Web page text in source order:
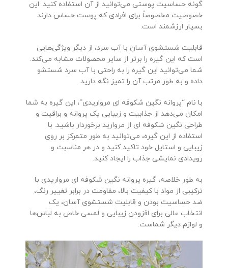
گونه حساسیت پوستی می‌توانید از آن استفاده کنید. این
خصوصیت مخصوصاً برای افرادی که پوست حساس دارند
بسیار ارزشمند است.
قابلیت شستشوی آسان با آب سرد، از دیگر ویژگی‌هایی
است که این گیره را برتر از سایر محصولات مشابه می‌کند.
شما می‌توانید این گیره را به راحتی با آب سرد شستشو
داده و به طور مرتب آن را تمیز نگه دارید.
با نام “پروانه نگین شکوفه ای مرواریدی”، این گیره به شما
امکان می‌دهد از جذابیت و زیبایی یک پروانه و براقیت و
طراحی نگین شکوفه ای از مروارید برخوردار باشید. با
استفاده از این گیره، می‌توانید به طور متمرکز بر روی
زیبایی و استایل خود تاکید کنید و در هر مناسبت و
رویدادی نمایشی جذاب را ایجاد کنید.
به طور خلاصه، گیره پروانه نگین شکوفه ای مرواریدی با
ترکیبی از مواد با کیفیت بالا، مقاومت در برابر تغییر رنگ،
ضد حساسیت بودن و قابلیت شستشوی آسان، یک
انتخاب عالی برای افزودن زیبایی و لمسی خاص به لباس‌ها
و لوازم دیگر شماست.